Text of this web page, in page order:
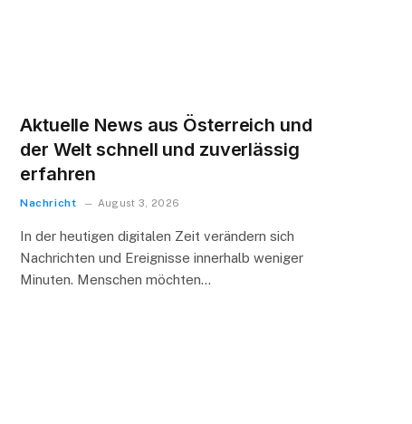
Aktuelle News aus Österreich und
der Welt schnell und zuverlässig
erfahren
Nachricht August 3, 2026
In der heutigen digitalen Zeit verändern sich
Nachrichten und Ereignisse innerhalb weniger
Minuten. Menschen möchten…